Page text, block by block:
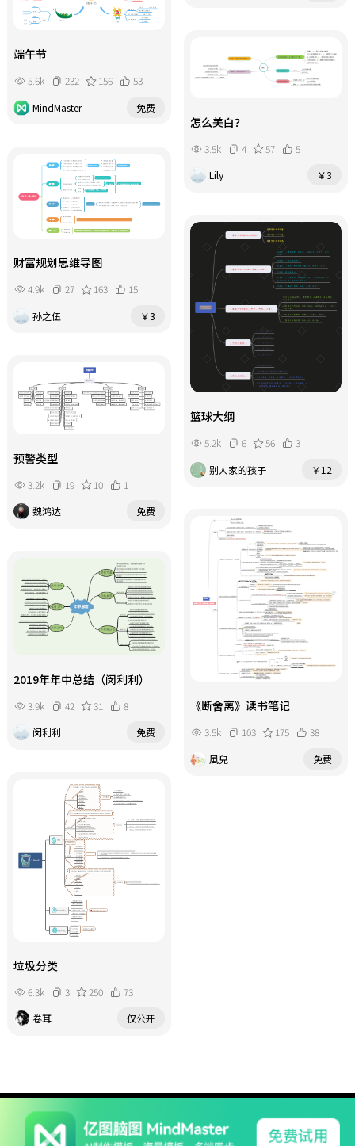
端午节
5.6k 232 156
53
MindMaster
免费
怎么美白？
3.5k 4 57
5
Lily
￥3
财富规划思维导图
4.9k 27 163
15
孙之伍
￥3
篮球大纲
5.2k 6 56
3
别人家的孩子
￥12
预警类型
3.2k 19 10
1
魏鸿达
免费
《断舍离》读书笔记
3.5k 103 175
38
風兒
免费
2019年年中总结（闵利利）
3.9k 42 31
8
闵利利
免费
垃圾分类
6.3k 3 250
73
卷耳
仅公开